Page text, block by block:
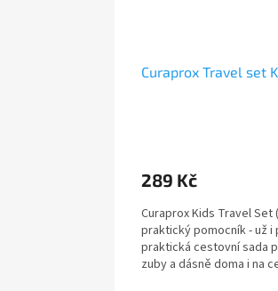
Curaprox Travel set
289 Kč
Curaprox Kids Travel Set
praktický pomocník - už i
praktická cestovní sada
zuby a dásně doma i na